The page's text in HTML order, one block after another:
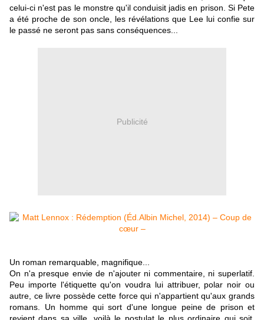
celui-ci n'est pas le monstre qu'il conduisit jadis en prison. Si Pete
a été proche de son oncle, les révélations que Lee lui confie sur
le passé ne seront pas sans conséquences...
Publicité
Un roman remarquable, magnifique...
On n'a presque envie de n'ajouter ni commentaire, ni superlatif.
Peu importe l'étiquette qu'on voudra lui attribuer, polar noir ou
autre, ce livre possède cette force qui n'appartient qu'aux grands
romans. Un homme qui sort d'une longue peine de prison et